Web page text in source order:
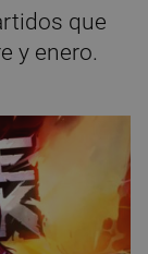
que
y enero.